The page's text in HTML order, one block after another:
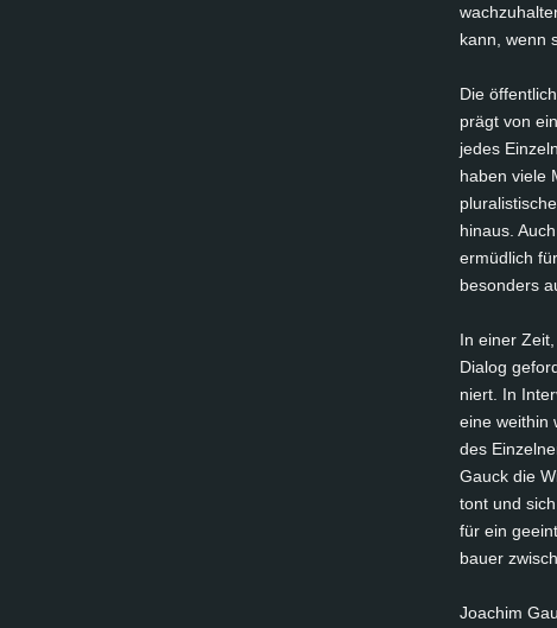
kann, wenn
Die
prägt von
je­des
ha­ben vie­le
hin­aus.
er­müd­lich
be­son­ders
In ei­ner
Dia­log
niert. In
ei­ne weit­hin
des
Gauck die
tont und
für ein
bau­er
Joa­chim